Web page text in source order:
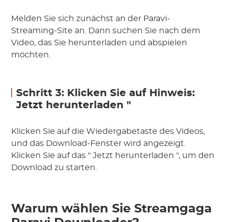
Melden Sie sich zunächst an der Paravi-
Streaming-Site an. Dann suchen Sie nach dem
Video, das Sie herunterladen und abspielen
möchten.
Schritt 3: Klicken Sie auf Hinweis:
Jetzt herunterladen "
Klicken Sie auf die Wiedergabetaste des Videos,
und das Download-Fenster wird angezeigt.
Klicken Sie auf das " Jetzt herunterladen ", um den
Download zu starten.
Warum wählen Sie Streamgaga